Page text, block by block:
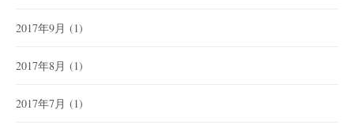
2017年9月 (1)
2017年8月 (1)
2017年7月 (1)